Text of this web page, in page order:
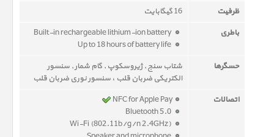
ظرفیت
16 گیگابایت
باطری
حسگرها
شتاب سنج , ژیروسکوپ , گام شمار , سنسور
الکتریکی ضربان قلب ، سنسور نوری ضربان قلب
اتصالات
NFC for Apple Pay